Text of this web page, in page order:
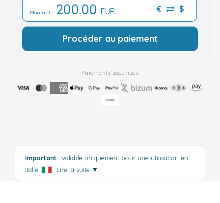
Montant : 200.00 EUR € $
Procéder au paiement
Paiements sécurisés
Important : valable uniquement pour une utilisation en
Italie
Lire la suite ▼